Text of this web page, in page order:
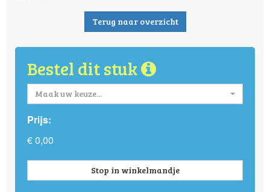
Terug naar overzicht
Bestel dit stuk
Maak uw keuze...
Prijs:
€ 0,00
Stop in winkelmandje